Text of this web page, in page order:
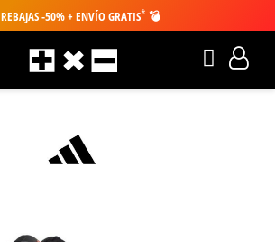
REBAJAS -50% + ENVÍO GRATIS* 💣